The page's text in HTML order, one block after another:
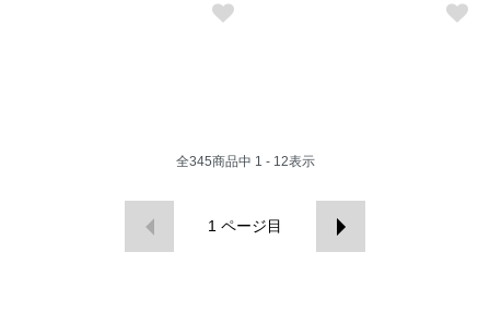
全345商品中 1 - 12表示
1 ページ目